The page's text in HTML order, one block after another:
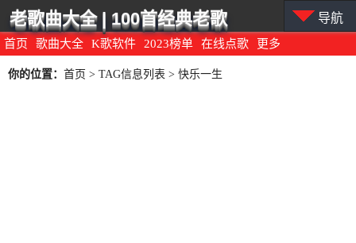
首页 歌曲大全 K歌软件 2023榜单 在线点歌 更多
老歌曲大全 | 100首经典老歌 导航
你的位置： 首页 > TAG信息列表 > 快乐一生